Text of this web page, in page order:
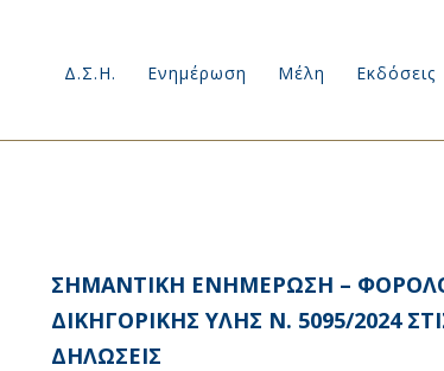
Δ.Σ.Η. Ενημέρωση Μέλη Εκδόσεις
ΣΗΜΑΝΤΙΚΗ ΕΝΗΜΕΡΩΣΗ –
ΔΙΚΗΓΟΡΙΚΗΣ ΥΛΗΣ Ν. 5095/2024
ΔΗΛΩΣΕΙΣ